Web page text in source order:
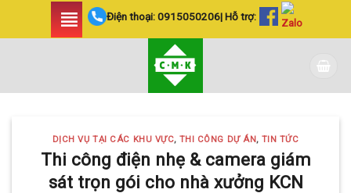
Điện thoại:0915050206| Hỗ trợ:
DỊCH VỤ TẠI CÁC KHU VỰC, THI CÔNG DỰ ÁN, TIN TỨC
Thi công điện nhẹ & camera giám
sát trọn gói cho nhà xưởng KCN